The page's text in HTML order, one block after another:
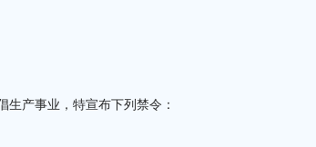
产事业，特宣布下列禁令：